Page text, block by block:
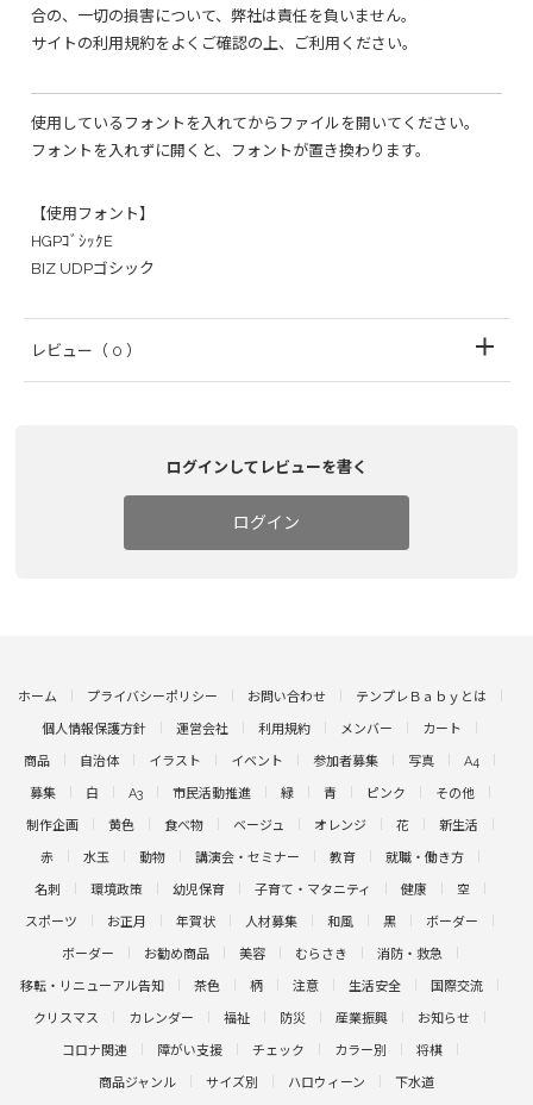
合の、一切の損害について、弊社は責任を負いません。
サイトの利用規約をよくご確認の上、ご利用ください。
使用しているフォントを入れてからファイルを開いてください。
フォントを入れずに開くと、フォントが置き換わります。
【使用フォント】
HGPｺﾞｼｯｸE
BIZ UDPゴシック
レビュー （ 0 ）
ログインしてレビューを書く
ログイン
ホーム プライバシーポリシー お問い合わせ テンプレＢａｂｙとは
個人情報保護方針 運営会社 利用規約 メンバー カート
商品 自治体 イラスト イベント 参加者募集 写真 A4
募集 白 A3 市民活動推進 緑 青 ピンク その他
制作企画 黄色 食べ物 ベージュ オレンジ 花 新生活
赤 水玉 動物 講演会・セミナー 教育 就職・働き方
名刺 環境政策 幼児保育 子育て・マタニティ 健康 空
スポーツ お正月 年賀状 人材募集 和風 黒 ボーダー
ボーダー お勧め商品 美容 むらさき 消防・救急
移転・リニューアル告知 茶色 柄 注意 生活安全 国際交流
クリスマス カレンダー 福祉 防災 産業振興 お知らせ
コロナ関連 障がい支援 チェック カラー別 将棋
商品ジャンル サイズ別 ハロウィーン 下水道